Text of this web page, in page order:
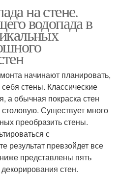
водопады
Водопад в интерьере
на стене.
водопада в
начинают планировать,
себя стены. Классические
а обычная покраска стен
Существует много
преобразить стены.
с
результат превзойдет все
представлены пять
стен.